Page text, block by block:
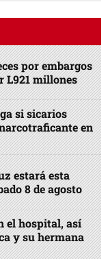
por embargos
L921 millones
si sicarios
en
estará esta
8 de agosto
el hospital, así
y su hermana